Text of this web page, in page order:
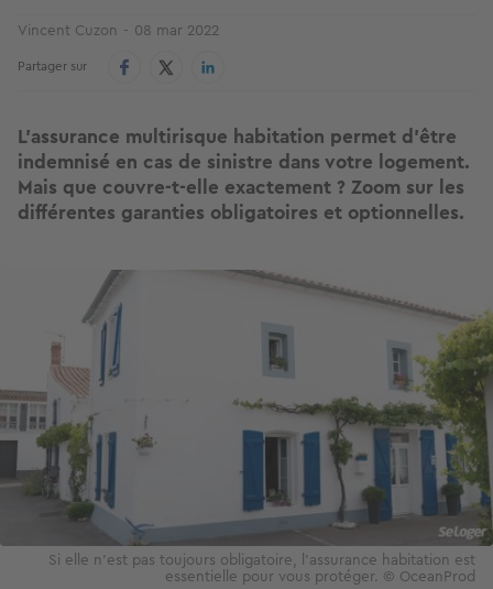
Vincent Cuzon 08 mar 2022
Partager sur
L’assurance multirisque habitation permet d'être
indemnisé en cas de sinistre dans votre logement.
Mais que couvre-t-elle exactement ? Zoom sur les
différentes garanties obligatoires et optionnelles.
Si elle n’est pas toujours obligatoire, l’assurance habitation est
essentielle pour vous protéger. © OceanProd